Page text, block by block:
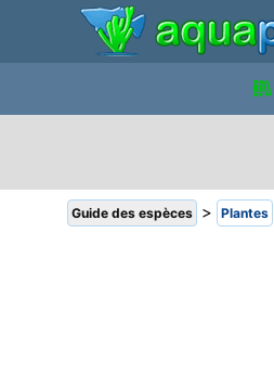
Guide des espèces > Plantes